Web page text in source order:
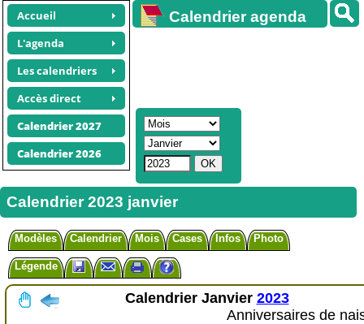
Accueil
L'agenda
Les calendriers
Accès direct
Calendrier 2027
Calendrier 2026
Calendrier agenda
Calendrier 2023 janvier
Modèles Calendrier Mois Cases Infos Photo
Légende
Calendrier Janvier 2023
Anniversaires de